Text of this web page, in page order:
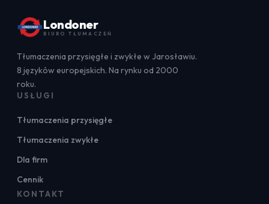
Londoner
BIURO TŁUMACZEŃ
Tłumaczenia przysięgłe i zwykłe w Jarosławiu.
8 języków europejskich. Na rynku od 2000
roku.
USŁUGI
Tłumaczenia przysięgłe
Tłumaczenia zwykłe
Dla firm
Cennik
KONTAKT